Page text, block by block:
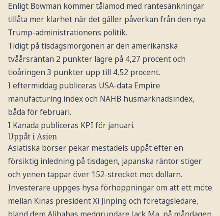
Enligt Bowman kommer tålamod med räntesänkningar
tillåta mer klarhet när det gäller påverkan från den nya
Trump-administrationens politik.
Tidigt på tisdagsmorgonen är den amerikanska
tvåårsräntan 2 punkter lägre på 4,27 procent och
tioåringen 3 punkter upp till 4,52 procent.
I eftermiddag publiceras USA-data Empire
manufacturing index och NAHB husmarknadsindex,
båda för februari.
I Kanada publiceras KPI för januari.
Uppåt i Asien
Asiatiska börser pekar mestadels uppåt efter en
försiktig inledning på tisdagen, japanska räntor stiger
och yenen tappar över 152-strecket mot dollarn.
Investerare uppges hysa förhoppningar om att ett möte
mellan Kinas president Xi Jinping och företagsledare,